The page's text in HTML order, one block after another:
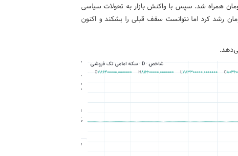
با سقوط شدید تا ۶۹ میلیون و ۶۴۰ هزار تومان همراه شد. سپس با واکنش بازار به تحولات سیاسی
سکه تنها تا ۸۷ میلیون و ۱۶۰ هزار تومان رشد کرد اما نتوانست سقف قبلی را بشکند و اکنون